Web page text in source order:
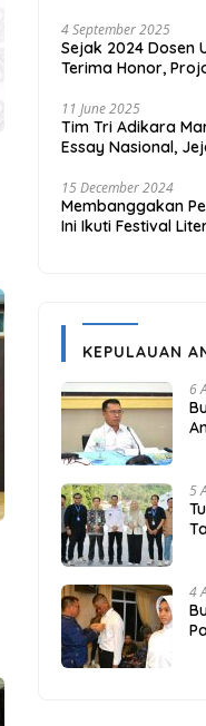
4 September 2025
Sejak 2024 Dosen
Terima Honor,
11 June 2025
Tim Tri Adikara
Essay Nasional,
15 December 2024
Membanggakan
Ini Ikuti Festival
KEPULAUAN
6
5
4